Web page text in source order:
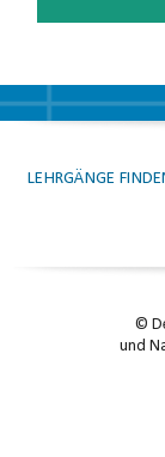
LEHRGÄNGE
©
und